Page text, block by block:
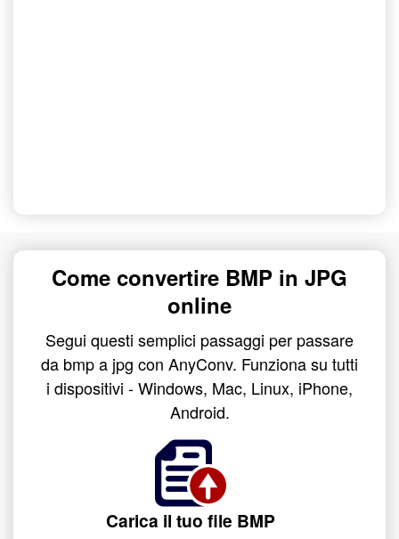
Come convertire BMP in JPG
online
Segui questi semplici passaggi per passare
da bmp a jpg con AnyConv. Funziona su tutti
i dispositivi - Windows, Mac, Linux, iPhone,
Android.
Carica il tuo file BMP